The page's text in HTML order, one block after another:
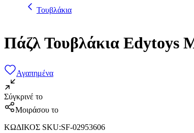
Τουβλάκια
Πάζλ Τουβλάκια Edytoys
Αγαπημένα
Σύγκρινέ το
Μοιράσου το
ΚΩΔΙΚΟΣ SKU:SF-02953606